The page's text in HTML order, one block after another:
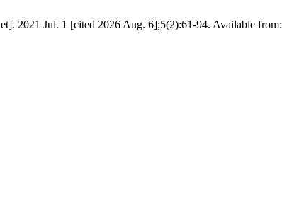
2021 Jul. 1 [cited 2026 Aug. 6];5(2):61-94. Available from: